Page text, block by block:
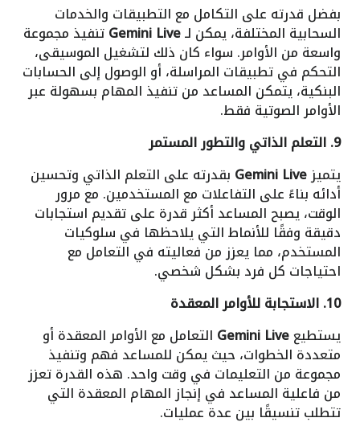
بفضل قدرته على التكامل مع التطبيقات والخدمات
السحابية المختلفة، يمكن لـGemini Liveتنفيذ مجموعة
واسعة من الأوامر. سواء كان ذلك لتشغيل الموسيقى،
التحكم في تطبيقات المراسلة، أو الوصول إلى الحسابات
البنكية، يتمكن المساعد من تنفيذ المهام بسهولة عبر
الأوامر الصوتية فقط.
9. التعلم الذاتي والتطور المستمر
يتميزGemini Live بقدرته على التعلم الذاتي وتحسين
أدائه بناءً على التفاعلات مع المستخدمين. مع مرور
الوقت، يصبح المساعد أكثر قدرة على تقديم استجابات
دقيقة وفقًا للأنماط التي يلاحظها في سلوكيات
المستخدم، مما يعزز من فعاليته في التعامل مع
احتياجات كل فرد بشكل شخصي.
10. الاستجابة للأوامر المعقدة
يستطيعGemini Live التعامل مع الأوامر المعقدة أو
متعددة الخطوات، حيث يمكن للمساعد فهم وتنفيذ
مجموعة من التعليمات في وقت واحد. هذه القدرة تعزز
من فاعلية المساعد في إنجاز المهام المعقدة التي
تتطلب تنسيقًا بين عدة عمليات.